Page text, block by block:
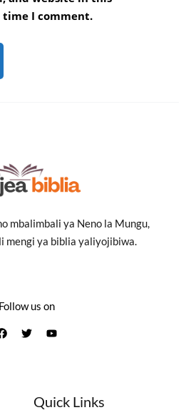
I comment.
mbalimbali ya Neno la Mungu,
mengi ya biblia yaliyojibiwa.
Follow us on
Quick Links